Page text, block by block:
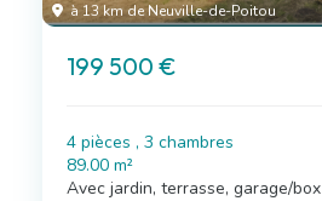
à 13 km de Neuville-de-Poitou
199 500 €
4 pièces , 3 chambres
89.00 m²
Avec jardin, terrasse, garage/box